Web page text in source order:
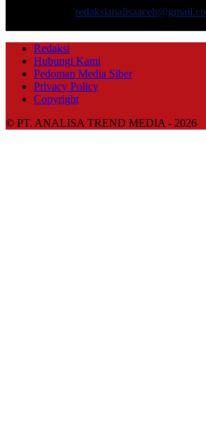
Redaksi
Hubungi Kami
Pedoman Media Siber
Privacy Policy
Copyright
© PT. ANALISA TREND MEDIA - 2026